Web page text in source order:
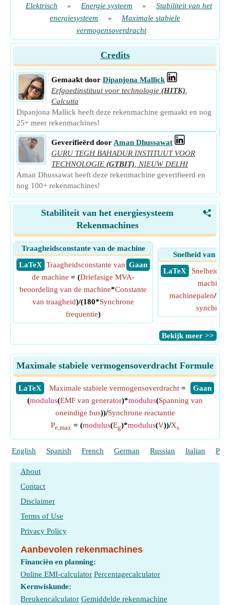
Elektrisch
» Energie systeem »
Stabiliteit van het
energiesysteem
»
Maximale stabiele
vermogensoverdracht
Credits
Gemaakt door Dipanjona Mallick
Erfgoedinstituut voor technologie (HITK)
Calcutta
Dipanjona Mallick heeft deze rekenmachine gemaakt en nog
25+ meer rekenmachines!
Geverifieërd door Aman Dhussawat
GURU TEGH BAHADUR INSTITUUT VOOR
TECHNOLOGIE (GTBIT)
NIEUW DELHI
Aman Dhussawat heeft deze rekenmachine geverifieerd en
nog 100+ rekenmachines!
<
Stabiliteit van het energiesysteem
Rekenmachines
Traagheidsconstante van de machine
​ LaTeX
​ Gaan
Traagheidsconstante van
de machine = (Driefasige MVA-
beoordeling van de machine*Constante
van traagheid)/(180*Synchrone
frequentie)
Snelheid van
​ LaTeX
Snelheid
machine
machinepalen/2)*
​Bekijk meer >>
Maximale stabiele vermogensoverdracht Formule
​LaTeX ​Gaan
Maximale stabiele vermogensoverdracht=
(modulus(EMF van generator)*modulus(Spanning van
oneindige bus))/Synchrone reactantie
Pe,max = (modulus(Eg)*modulus(V))/Xs
English Spanish French German Russian Italian
About
Contact
Disclaimer
Terms of Use
Privacy Policy
Aanbevolen rekenmachines
Financiën en planning:
Online EMI-calculator Percentagecalculator
Kernwiskunde:
Breukencalculator Gemiddelde rekenmachine